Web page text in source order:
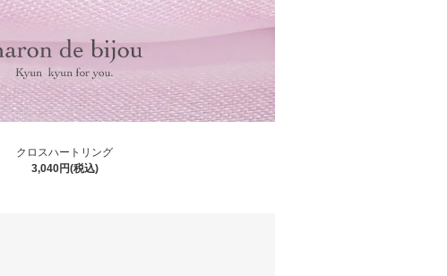
クロスハートリング
3,040円(税込)